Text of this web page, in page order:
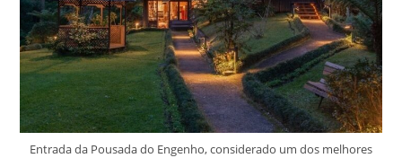
Entrada da Pousada do Engenho, considerado um dos melhores